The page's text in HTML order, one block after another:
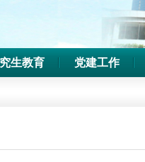
生教育 党建工作